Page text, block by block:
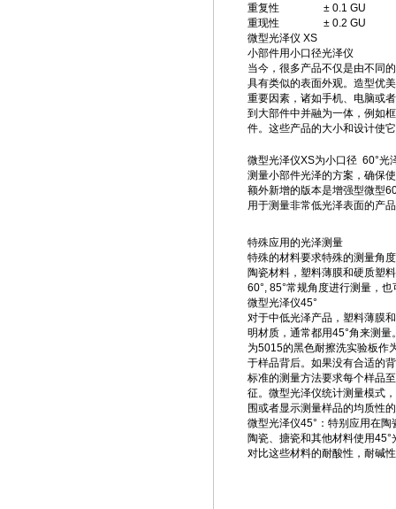
重复性
± 0.1 GU
重现性
± 0.2 GU
微型光泽仪 XS
小部件用小口径光泽仪
当今，很多产品不仅是由不同
具有类似的表面外观。造型优
重要因素，诸如手机、电脑或
到大部件中并融为一体，例如
件。这些产品的大小和设计使
微型光泽仪XS为小口径 60°光
测量小部件光泽的方案，确保
额外新增的版本是增强型微型
用于测量非常低光泽表面的产
特殊应用的光泽测量
特殊的材料要求特殊的测量角
陶瓷材料，塑料薄膜和硬质塑
60°, 85°常规角度进行测量，
微型光泽仪45°
对于中低光泽产品，塑料薄膜
明材质，通常都用45°角来测
为5015的黑色耐擦洗实验板作
于样品背后。如果没有合适的
标准的测量方法要求每个样品
征。微型光泽仪统计测量模式
围或者显示测量样品的均质性
微型光泽仪45°：特别应用在
陶瓷、搪瓷和其他材料使用
对比这些材料的耐酸性，耐碱